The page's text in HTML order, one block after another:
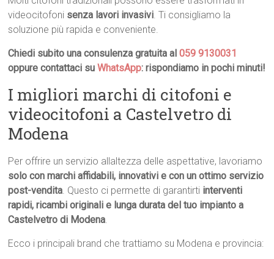
videocitofoni senza lavori invasivi. Ti consigliamo la
soluzione più rapida e conveniente.
Chiedi subito una consulenza gratuita al059 9130031
oppure contattaci suWhatsApp: rispondiamo in pochi minuti!
I migliori marchi di citofoni e
videocitofoni a Castelvetro di
Modena
Per offrire un servizio allaltezza delle aspettative, lavoriamo
solo con marchi affidabili, innovativi e con un ottimo servizio
post-vendita. Questo ci permette di garantirti interventi
rapidi, ricambi originali e lunga durata del tuo impianto a
Castelvetro di Modena.
Ecco i principali brand che trattiamo su Modena e provincia: